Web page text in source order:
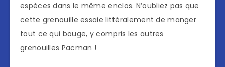
espèces dans le même enclos. N’oubliez pas que
cette grenouille essaie littéralement de manger
tout ce qui bouge, y compris les autres
grenouilles Pacman !